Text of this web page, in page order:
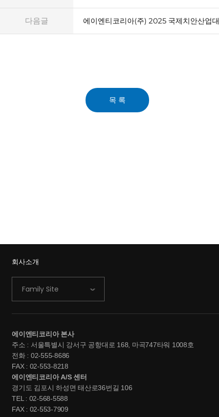
다음글
목 록
회사소개
Family Site
에이엔티코리아 본사
주소 : 서울특별시 강서구 공항대로 168, 마곡747타워 1008호
전화 : 02-555-8686
FAX : 02-553-8218
에이엔티코리아 A/S 센터
경기도 김포시 하성면 태산로36번길 106
TEL : 02-568-5588
FAX : 02-553-7909